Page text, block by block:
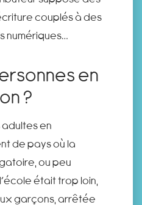
couplés à des
numériques…
en
?
en
de pays où la
ou peu
était trop loin,
garçons, arrêtée